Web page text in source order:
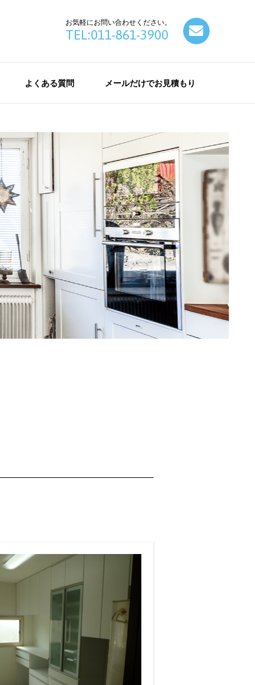
お気軽にお問い合わせください。
TEL:011-861-3900
よくある質問 メールだけでお見積もり